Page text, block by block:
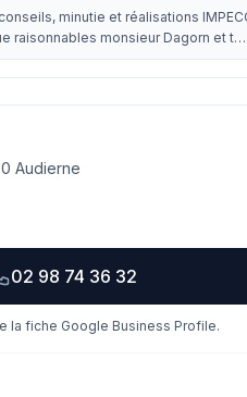
minutie et réalisations
raisonnables monsieur Dagorn et t…
Audierne
02 98 74 36 32
la fiche Google Business Profile.